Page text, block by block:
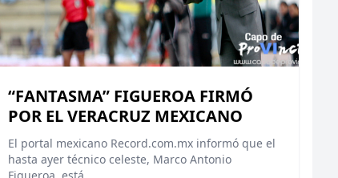
“FANTASMA” FIGUEROA FIRMÓ
POR EL VERACRUZ MEXICANO
El portal mexicano Record.com.mx informó que el
hasta ayer técnico celeste, Marco Antonio